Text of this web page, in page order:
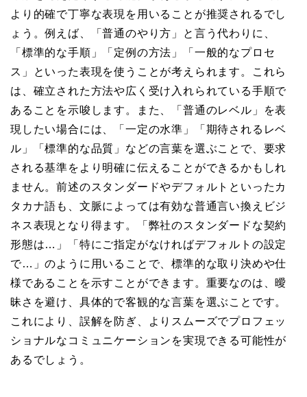
より的確で丁寧な表現を用いることが推奨されるでし
ょう。例えば、「普通のやり方」と言う代わりに、
「標準的な手順」「定例の方法」「一般的なプロセ
ス」といった表現を使うことが考えられます。これら
は、確立された方法や広く受け入れられている手順で
あることを示唆します。また、「普通のレベル」を表
現したい場合には、「一定の水準」「期待されるレベ
ル」「標準的な品質」などの言葉を選ぶことで、要求
される基準をより明確に伝えることができるかもしれ
ません。前述のスタンダードやデフォルトといったカ
タカナ語も、文脈によっては有効な普通言い換えビジ
ネス表現となり得ます。「弊社のスタンダードな契約
形態は…」「特にご指定がなければデフォルトの設定
で…」のように用いることで、標準的な取り決めや仕
様であることを示すことができます。重要なのは、曖
昧さを避け、具体的で客観的な言葉を選ぶことです。
これにより、誤解を防ぎ、よりスムーズでプロフェッ
ショナルなコミュニケーションを実現できる可能性が
あるでしょう。